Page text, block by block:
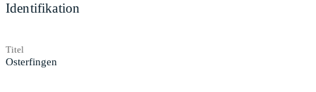
Identifikation
Titel
Osterfingen